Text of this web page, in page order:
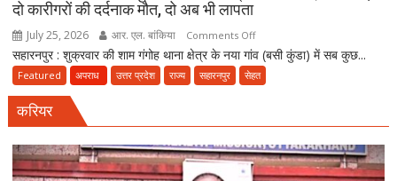
दो कारीगरों की दर्दनाक मौत, दो अब भी लापता
July 25, 2026 आर. एल. बांकिया Comments Offon
मौत
का
पटाखा
फैक्ट्री
सहारनपुर : शुक्रवार की शाम गंगोह थाना क्षेत्र के नया गांव (बसी कुंडा) में सब कुछ...
Featured अपराध उत्तर प्रदेश राज्य सहारनपुर सेहत
करियर